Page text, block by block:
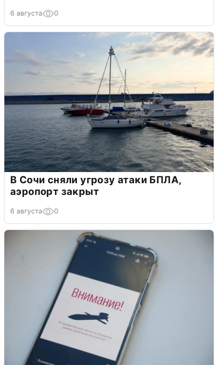
6 августа 0
В Сочи сняли угрозу атаки БПЛА,
аэропорт закрыт
6 августа 0